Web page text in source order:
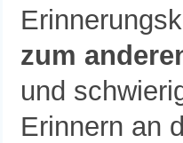
zum
und
Erinnern an